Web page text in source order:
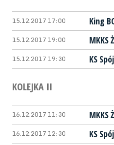
15.12.2017 17:00 King
15.12.2017 19:00 MKKS
15.12.2017 19:30 KS
KOLEJKA II
16.12.2017 11:30 MKKS
16.12.2017 12:30 KS